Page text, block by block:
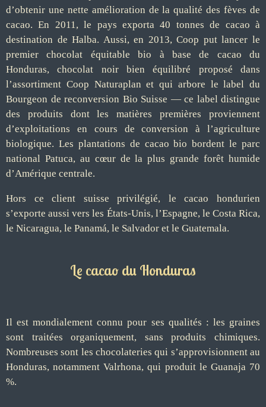
d’obtenir une nette amélioration de la qualité des fèves de
cacao. En 2011, le pays exporta 40 tonnes de cacao à
destination de Halba. Aussi, en 2013, Coop put lancer le
premier chocolat équitable bio à base de cacao du
Honduras, chocolat noir bien équilibré proposé dans
l’assortiment Coop Naturaplan et qui arbore le label du
Bourgeon de reconversion Bio Suisse — ce label distingue
des produits dont les matières premières proviennent
d’exploitations en cours de conversion à l’agriculture
biologique. Les plantations de cacao bio bordent le parc
national Patuca, au cœur de la plus grande forêt humide
d’Amérique centrale.
Hors ce client suisse privilégié, le cacao hondurien
s’exporte aussi vers les États-Unis, l’Espagne, le Costa Rica,
le Nicaragua, le Panamá, le Salvador et le Guatemala.
Le cacao du Honduras
Il est mondialement connu pour ses qualités : les graines
sont traitées organiquement, sans produits chimiques.
Nombreuses sont les chocolateries qui s’approvisionnent au
Honduras, notamment Valrhona, qui produit le Guanaja 70
%.